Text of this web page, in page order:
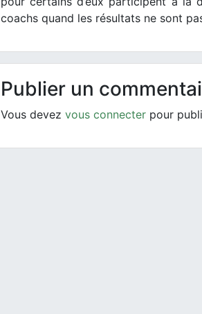
coachs quand les résultats ne sont
Publier un
Vous devez vous connecter pour